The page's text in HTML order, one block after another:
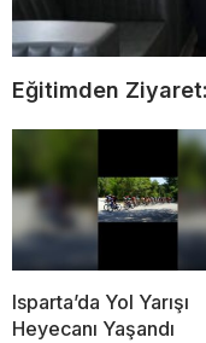
Eğitimden
Isparta’da Yol Yarışı
Heyecanı Yaşandı